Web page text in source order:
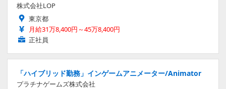
株式会社LOP
東京都
月給31万8,400円～45万8,400円
正社員
「ハイブリッド勤務」インゲームアニメーター/Animator
プラチナゲームズ株式会社